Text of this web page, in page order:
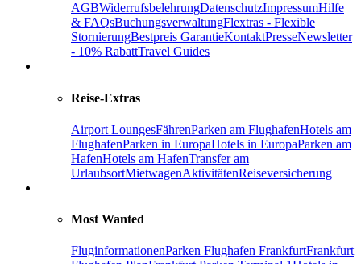
AGBWiderrufsbelehrungDatenschutzImpressumHilfe
& FAQsBuchungsverwaltungFlextras - Flexible
StornierungBestpreis GarantieKontaktPresseNewsletter
- 10% RabattTravel Guides
Reise-Extras
Airport LoungesFährenParken am FlughafenHotels am
FlughafenParken in EuropaHotels in EuropaParken am
HafenHotels am HafenTransfer am
UrlaubsortMietwagenAktivitätenReiseversicherung
Most Wanted
FluginformationenParken Flughafen FrankfurtFrankfurt